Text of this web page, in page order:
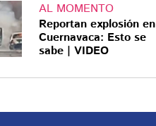
AL MOMENTO
Reportan explosión en
Cuernavaca: Esto se
sabe | VIDEO